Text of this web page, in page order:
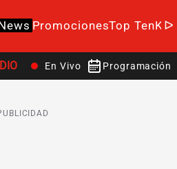
PromocionesTop TenK-
En Vivo Programación